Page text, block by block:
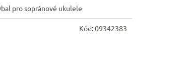
pro sopránové ukulele
Kód:09342383